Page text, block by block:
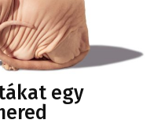
egy